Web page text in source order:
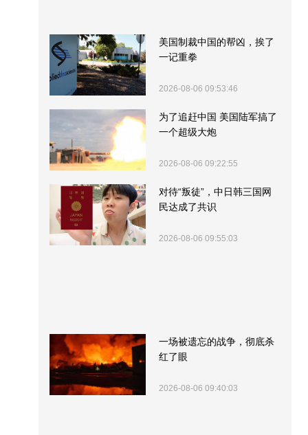
美国制裁中国的帮凶，挨了
一记重拳
2026-08-06 09:53:46
为了追赶中国 美国陆军搞了
一个超级大炮
2026-08-06 09:22:55
对待“叛徒”，中日韩三国网
民达成了共识
2026-08-06 09:55:03
一场被遗忘的战争，彻底杀
红了眼
2026-08-06 09:40:03